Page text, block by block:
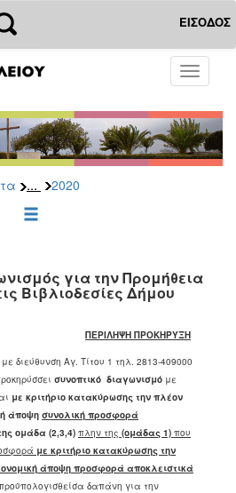
ΕΙΣΟΔΟΣ
Toggle
... 2020
για την Προμήθεια
Βιβλιοδεσίες Δήμου
ΠΕΡΙΛΗΨΗ ΠΡΟΚΗΡΥΞΗ
διεύθυνση Αγ. Τίτου 1 τηλ. 2813-409000
συνοπτικό διαγωνισμό με
με κριτήριο κατακύρωσης την πλέον
άποψη συνολική προσφορά
ομάδα (2,3,4) πλην της (ομάδας 1) που
με κριτήριο κατακύρωσης την
άποψη προσφορά αποκλειστικά
προϋπολογισθείσα δαπάνη για την